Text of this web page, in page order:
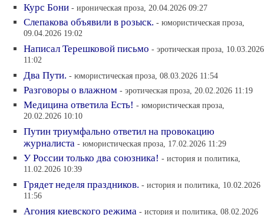
Курс Бони - ироническая проза, 20.04.2026 09:27
Слепакова объявили в розыск. - юмористическая проза,
09.04.2026 19:02
Написал Терешковой письмо - эротическая проза, 10.03.2026
11:02
Два Пути. - юмористическая проза, 08.03.2026 11:54
Разговоры о влажном - эротическая проза, 20.02.2026 11:19
Медицина ответила Есть! - юмористическая проза,
20.02.2026 10:10
Путин триумфально ответил на провокацию
журналиста - юмористическая проза, 17.02.2026 11:29
У России только два союзника! - история и политика,
11.02.2026 10:39
Грядет неделя праздников. - история и политика, 10.02.2026
11:56
Агония киевского режима - история и политика, 08.02.2026